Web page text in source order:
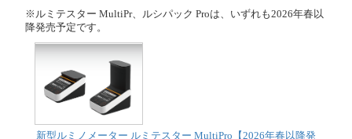
※ルミテスター MultiPr、ルシパック Proは、いずれも2026年春以
降発売予定です。
新型ルミノメーター ルミテスター MultiPro【2026年春以降発